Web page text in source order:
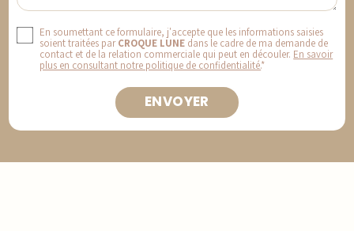
En soumettant ce formulaire, j'accepte que les informations saisies
soient traitées parCROQUE LUNE dans le cadre de ma demande de
contact et de la relation commerciale qui peut en découler. En savoir
plus en consultant notre politique de confidentialité.*